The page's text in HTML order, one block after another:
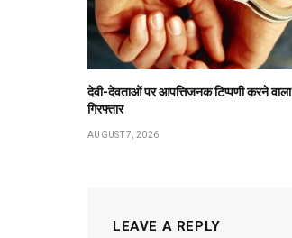
देवी-देवताओं पर आपत्तिजनक टिप्पणी करने वाला
गिरफ्तार
AUGUST 7, 2026
LEAVE A REPLY